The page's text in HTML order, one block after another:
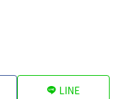
LINE